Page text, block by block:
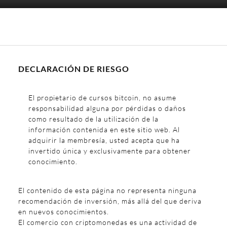
DECLARACIÓN DE RIESGO
El propietario de cursos bitcoin, no asume
responsabilidad alguna por pérdidas o daños
como resultado de la utilización de la
información contenida en este sitio web. Al
adquirir la membresía, usted acepta que ha
invertido única y exclusivamente para obtener
conocimiento.
El contenido de esta página no representa ninguna
recomendación de inversión, más allá del que deriva
en nuevos conocimientos.
El comercio con criptomonedas es una actividad de